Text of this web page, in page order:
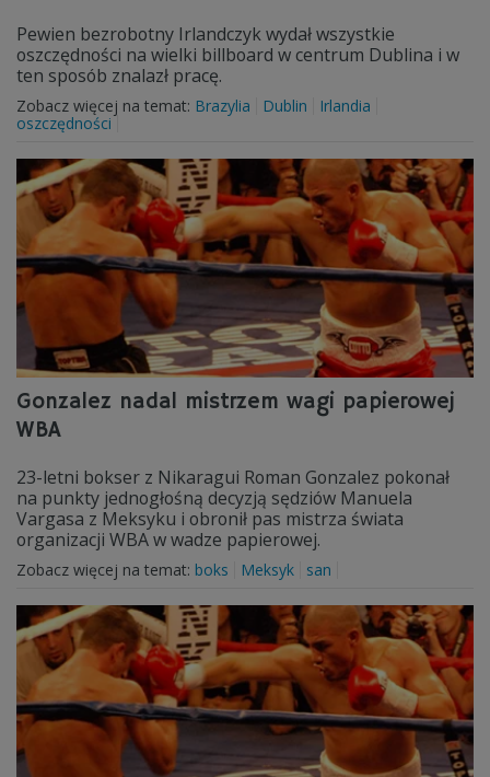
Pewien bezrobotny Irlandczyk wydał wszystkie
oszczędności na wielki billboard w centrum Dublina i w
ten sposób znalazł pracę.
Zobacz więcej na temat: Brazylia Dublin
Irlandia
oszczędności
Gonzalez nadal mistrzem wagi papierowej
WBA
23-letni bokser z Nikaragui Roman Gonzalez pokonał
na punkty jednogłośną decyzją sędziów Manuela
Vargasa z Meksyku i obronił pas mistrza świata
organizacji WBA w wadze papierowej.
Zobacz więcej na temat: boks Meksyk san